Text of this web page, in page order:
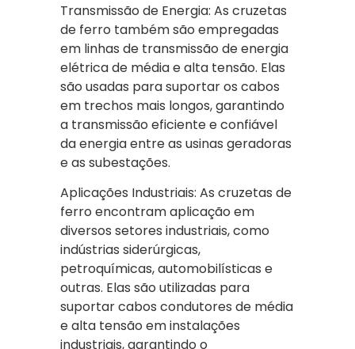
Transmissão de Energia: As cruzetas
de ferro também são empregadas
em linhas de transmissão de energia
elétrica de média e alta tensão. Elas
são usadas para suportar os cabos
em trechos mais longos, garantindo
a transmissão eficiente e confiável
da energia entre as usinas geradoras
e as subestações.
Aplicações Industriais: As cruzetas de
ferro encontram aplicação em
diversos setores industriais, como
indústrias siderúrgicas,
petroquímicas, automobilísticas e
outras. Elas são utilizadas para
suportar cabos condutores de média
e alta tensão em instalações
industriais, garantindo o